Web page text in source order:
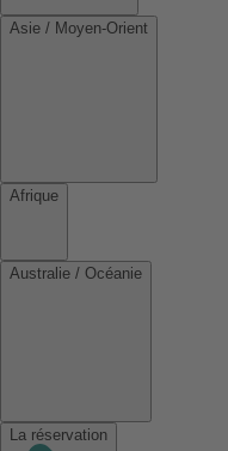
Asie / Moyen-Orient
Afrique
Australie / Océanie
La réservation